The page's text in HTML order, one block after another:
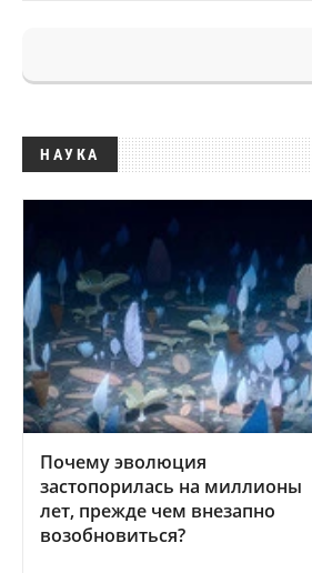
НАУКА
Почему эволюция
застопорилась на миллионы
лет, прежде чем внезапно
возобновиться?